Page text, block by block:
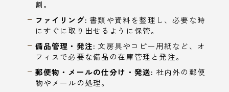
割。
ファイリング: 書類や資料を整理し、必要な時
にすぐに取り出せるように保管。
備品管理・発注: 文房具やコピー用紙など、オ
フィスで必要な備品の在庫管理と発注。
郵便物・メールの仕分け・発送: 社内外の郵便
物やメールの処理。